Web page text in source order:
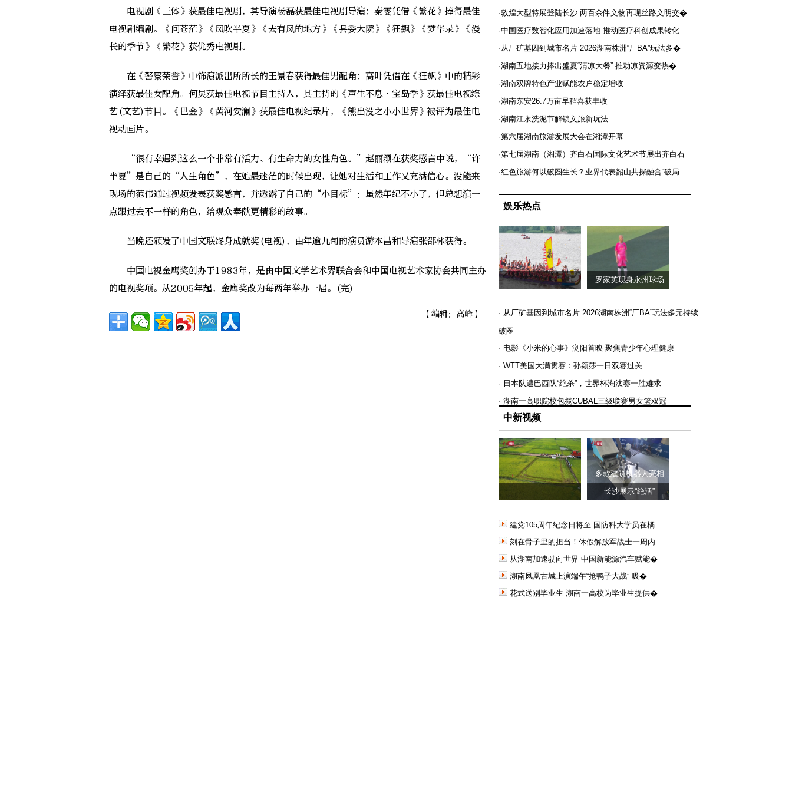
电视剧《三体》获最佳电视剧，其导演杨磊获最佳电视剧导演；秦雯凭借《繁花》捧得最佳
电视剧编剧。《问苍茫》《风吹半夏》《去有风的地方》《县委大院》《狂飙》《梦华录》《漫
长的季节》《繁花》获优秀电视剧。
在《警察荣誉》中饰演派出所所长的王景春获得最佳男配角；高叶凭借在《狂飙》中的精彩
演绎获最佳女配角。何炅获最佳电视节目主持人，其主持的《声生不息·宝岛季》获最佳电视综
艺(文艺)节目。《巴金》《黄河安澜》获最佳电视纪录片，《熊出没之小小世界》被评为最佳电
视动画片。
“很有幸遇到这么一个非常有活力、有生命力的女性角色。”赵丽颖在获奖感言中说，“许
半夏”是自己的“人生角色”，在她最迷茫的时候出现，让她对生活和工作又充满信心。没能来
现场的范伟通过视频发表获奖感言，并透露了自己的“小目标”：虽然年纪不小了，但总想演一
点跟过去不一样的角色，给观众奉献更精彩的故事。
当晚还颁发了中国文联终身成就奖(电视)，由年逾九旬的演员游本昌和导演张邵林获得。
中国电视金鹰奖创办于1983年，是由中国文学艺术界联合会和中国电视艺术家协会共同主办
的电视奖项。从2005年起，金鹰奖改为每两年举办一届。(完)
【编辑：高峰】
·敦煌大型特展登陆长沙 两百余件文物再现丝路文明交�
·中国医疗数智化应用加速落地 推动医疗科创成果转化
·从厂矿基因到城市名片 2026湖南株洲“厂BA”玩法多�
·湖南五地接力捧出盛夏“清凉大餐” 推动凉资源变热�
·湖南双牌特色产业赋能农户稳定增收
·湖南东安26.7万亩早稻喜获丰收
·湖南江永洗泥节解锁文旅新玩法
·第六届湖南旅游发展大会在湘潭开幕
·第七届湖南（湘潭）齐白石国际文化艺术节展出齐白石
·红色旅游何以破圈生长？业界代表韶山共探融合“破局
娱乐热点
罗家英现身永州球场
· 从厂矿基因到城市名片 2026湖南株洲“厂BA”玩法多元持续
破圈
· 电影《小米的心事》浏阳首映 聚焦青少年心理健康
· WTT美国大满贯赛：孙颖莎一日双赛过关
· 日本队遭巴西队“绝杀”，世界杯淘汰赛一胜难求
· 湖南一高职院校包揽CUBAL三级联赛男女篮双冠
中新视频
多款建筑机器人亮相
长沙展示“绝活”
建党105周年纪念日将至 国防科大学员在橘
刻在骨子里的担当！休假解放军战士一周内
从湖南加速驶向世界 中国新能源汽车赋能�
湖南凤凰古城上演端午“抢鸭子大战” 吸�
花式送别毕业生 湖南一高校为毕业生提供�